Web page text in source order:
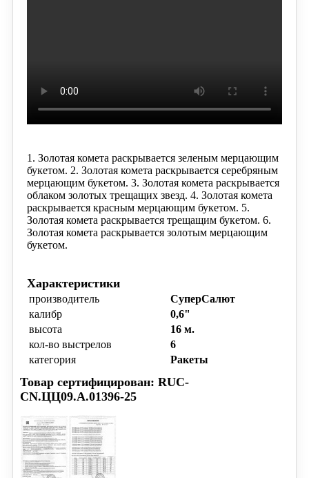
1. Золотая комета раскрывается зеленым мерцающим
букетом. 2. Золотая комета раскрывается серебряным
мерцающим букетом. 3. Золотая комета раскрывается
облаком золотых трещащих звезд. 4. Золотая комета
раскрывается красным мерцающим букетом. 5.
Золотая комета раскрывается трещащим букетом. 6.
Золотая комета раскрывается золотым мерцающим
букетом.
Характеристики
производитель
СуперСалют
калибр
0,6"
высота
16 м.
кол-во выстрелов
6
категория
Ракеты
Товар сертифицирован: RUC-
CN.ЦЦ09.А.01396-25